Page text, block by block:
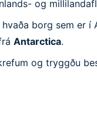
og
borg sem er í
Antarctica.
og tryggðu